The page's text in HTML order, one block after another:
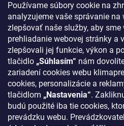
Používame súbory cookie na
analyzujeme vaše správanie na
zlepšovať naše služby, aby
prehliadanie webovej stránky a
zlepšovali jej funkcie, výkon a
tlačidlo „Súhlasím“ nám
zariadení cookies webu
cookies, personalizácie a
tlačidlom „Nastavenia“.
budú použité iba tie cookies,
prevádzku webu.
Blog - najnovšie články
Obchodné podmienky
Podmienky ochrany osobných údajov
Odstúpenie od zmluvy
Kontakty
KONTAKT